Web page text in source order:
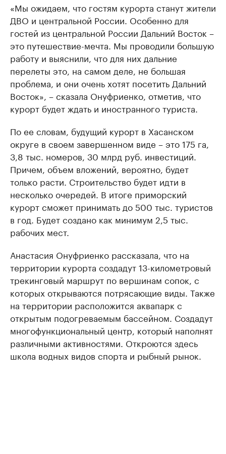
«Мы ожидаем, что гостям курорта станут жители
ДВО и центральной России. Особенно для
гостей из центральной России Дальний Восток –
это путешествие-мечта. Мы проводили большую
работу и выяснили, что для них дальние
перелеты это, на самом деле, не большая
проблема, и они очень хотят посетить Дальний
Восток», – сказала Онуфриенко, отметив, что
курорт будет ждать и иностранного туриста.
По ее словам, будущий курорт в Хасанском
округе в своем завершенном виде – это 175 га,
3,8 тыс. номеров, 30 млрд руб. инвестиций.
Причем, объем вложений, вероятно, будет
только расти. Строительство будет идти в
несколько очередей. В итоге приморский
курорт сможет принимать до 500 тыс. туристов
в год. Будет создано как минимум 2,5 тыс.
рабочих мест.
Анастасия Онуфриенко рассказала, что на
территории курорта создадут 13-километровый
трекинговый маршрут по вершинам сопок, с
которых открываются потрясающие виды. Также
на территории расположится аквапарк с
открытым подогреваемым бассейном. Создадут
многофункциональный центр, который наполнят
различными активностями. Откроются здесь
школа водных видов спорта и рыбный рынок.